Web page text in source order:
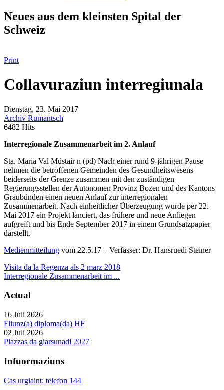
Neues aus dem kleinsten Spital der
Schweiz
Print
Collavuraziun interregiunala
Dienstag, 23. Mai 2017
Archiv Rumantsch
6482 Hits
Interregionale Zusammenarbeit im 2. Anlauf
Sta. Maria Val Müstair n (pd) Nach einer rund 9-jährigen Pause
nehmen die betroffenen Gemeinden des Gesundheitswesens
beiderseits der Grenze zusammen mit den zuständigen
Regierungsstellen der Autonomen Provinz Bozen und des Kantons
Graubünden einen neuen Anlauf zur interregionalen
Zusammenarbeit. Nach einheitlicher Überzeugung wurde per 22.
Mai 2017 ein Projekt lanciert, das frühere und neue Anliegen
aufgreift und bis Ende September 2017 in einem Grundsatzpapier
darstellt.
Medienmitteilung vom 22.5.17 – Verfasser: Dr. Hansruedi Steiner
Visita da la Regenza als 2 marz 2018
Interregionale Zusammenarbeit im ...
Actual
16 Juli 2026
Fliunz(a) diploma(da) HF
02 Juli 2026
Plazzas da giarsunadi 2027
Infuormaziuns
Cas urgiaint: telefon 144